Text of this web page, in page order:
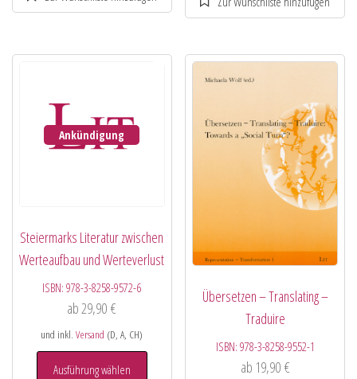
Ankündigung
Steiermarks Literatur zwischen
Werteaufbau und Werteverlust
ISBN:978-3-8258-9572-6
ab29,90€
und inkl.Versand (D, A, CH)
Ausführung wählen
Übersetzen – Translating –
Traduire
ISBN: 978-3-8258-9552-1
ab 19,90 €